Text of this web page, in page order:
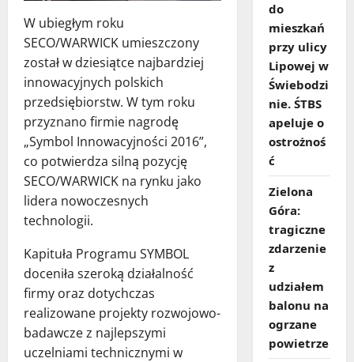
W ubiegłym roku
SECO/WARWICK umieszczony
został w dziesiątce najbardziej
innowacyjnych polskich
przedsiębiorstw. W tym roku
przyznano firmie nagrodę
„Symbol Innowacyjności 2016”,
co potwierdza silną pozycję
SECO/WARWICK na rynku jako
lidera nowoczesnych
technologii.
Kapituła Programu SYMBOL
doceniła szeroką działalność
firmy oraz dotychczas
realizowane projekty rozwojowo-
badawcze z najlepszymi
uczelniami technicznymi w
do
mieszkań
przy ulicy
Lipowej w
Świebodzi
nie. ŚTBS
apeluje o
ostrożnoś
ć
Zielona
Góra:
tragiczne
zdarzenie
z
udziałem
balonu na
ogrzane
powietrze